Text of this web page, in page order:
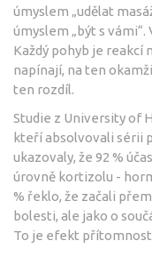
úmyslem „udělat
úmyslem „být s
Každý pohyb je reakcí
napínají, na ten
ten rozdíl.
Studie z University of
kteří absolvovali sérii
ukazovaly, že 92 %
úrovně kortizolu -
% řeklo, že začali
bolesti, ale jako o
To je efekt